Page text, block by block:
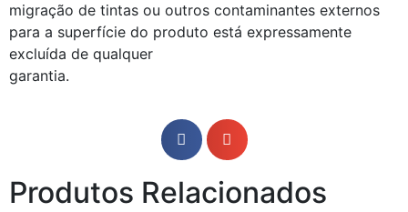
migração de tintas ou outros contaminantes externos
para a superfície do produto está expressamente
excluída de qualquer
garantia.
Produtos Relacionados